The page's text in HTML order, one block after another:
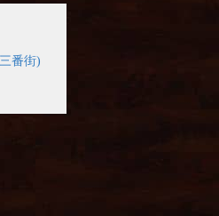
番街)